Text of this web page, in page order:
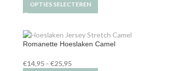
OPTIES SELECTEREN
Romanette Hoeslaken Camel
€14,95 - €25,95